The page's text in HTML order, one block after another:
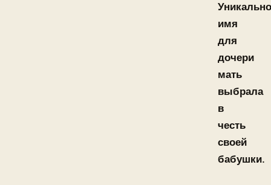
имя
для
дочери
мать
выбрала
в
честь
своей
бабушки.